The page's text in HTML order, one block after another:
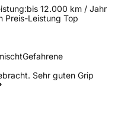
bis 12.000 km / Jahr
Preis-Leistung Top
Gefahrene
Sehr guten Grip